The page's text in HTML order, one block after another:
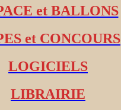
et BALLONS
et CONCOURS
LOGICIELS
LIBRAIRIE